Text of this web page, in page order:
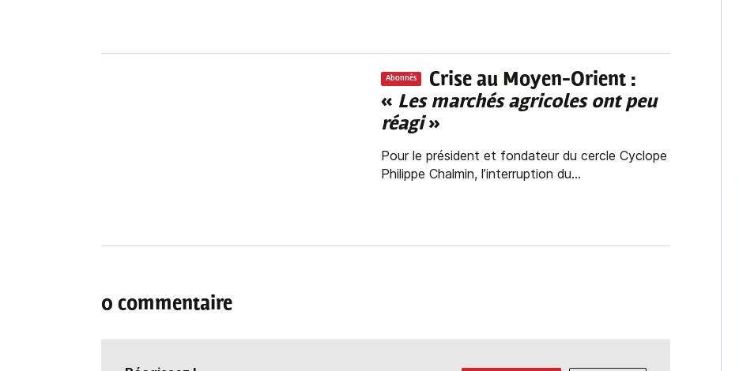
Abonnés
Crise au Moyen-Orient :
« Les marchés agricoles ont peu
réagi»
Pour le président et fondateur du cercle Cyclope
Philippe Chalmin, l’interruption du...
0 commentaire